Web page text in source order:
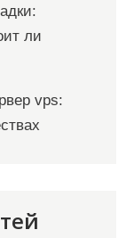
ли
vps: